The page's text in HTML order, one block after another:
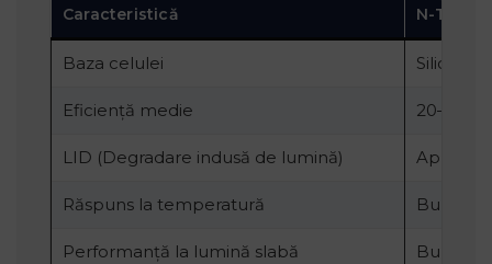
Caracteristică N-Type
Baza celulei Siliciu
Eficiență medie 20–22%
LID (Degradare indusă de lumină)
Răspuns la temperatură Bun
Performanță la lumină slabă Bun